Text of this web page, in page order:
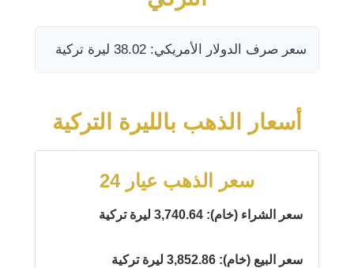
سعر صرف الدولار الأمريكي: 38.02 ليرة تركية
أسعار الذهب بالليرة التركية
سعر الذهب عيار 24
سعر الشراء (خام): 3,740.64 ليرة تركية
سعر البيع (خام): 3,852.86 ليرة تركية